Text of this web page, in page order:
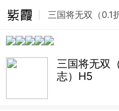
三国将无双（0.1
H5
三国将无双
志）H5